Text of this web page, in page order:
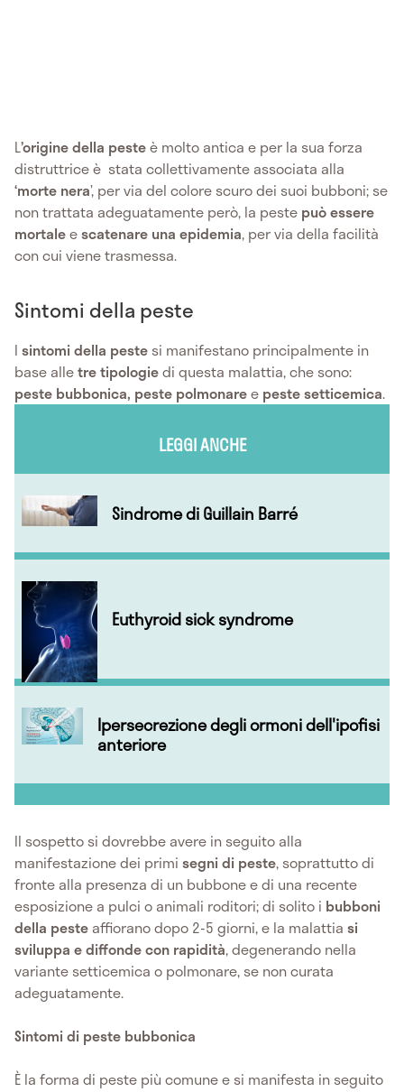
L’origine della pesteè molto antica e per la sua forza
distruttrice è stata collettivamente associata alla
‘morte nera’, per via del colore scuro dei suoi bubboni; se
non trattata adeguatamente però, la peste può essere
mortaleescatenare una epidemia, per via della facilità
con cui viene trasmessa.
Sintomi della peste
I sintomi della peste si manifestano principalmente in
base alletre tipologiedi questa malattia, che sono:
peste bubbonica, peste polmonaree peste setticemica.
LEGGI ANCHE
Sindrome di Guillain Barré
Euthyroid sick syndrome
Ipersecrezione degli ormoni dell'ipofisi
anteriore
Il sospetto si dovrebbe avere in seguito alla
manifestazione dei primi segni di peste, soprattutto di
fronte alla presenza di un bubbone e di una recente
esposizione a pulci o animali roditori; di solito i bubboni
della peste affiorano dopo 2-5 giorni, e la malattia si
sviluppa e diffonde con rapidità, degenerando nella
variante setticemica o polmonare, se non curata
adeguatamente.
Sintomi di peste bubbonica
È la forma di peste più comune e si manifesta in seguito